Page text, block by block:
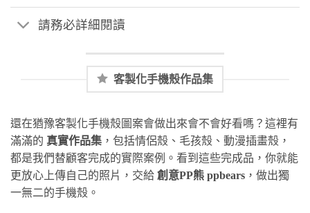
請務必詳細閱讀
客製化手機殼作品集
還在猶豫客製化手機殼圖案會做出來會不會好看嗎？這裡有
滿滿的 真實作品集 ，包括情侶殼、毛孩殼、動漫插畫殼，
都是我們替顧客完成的實際案例。看到這些完成品，你就能
更放心上傳自己的照片，交給 創意PP熊 ppbears ，做出獨
一無二的手機殼。